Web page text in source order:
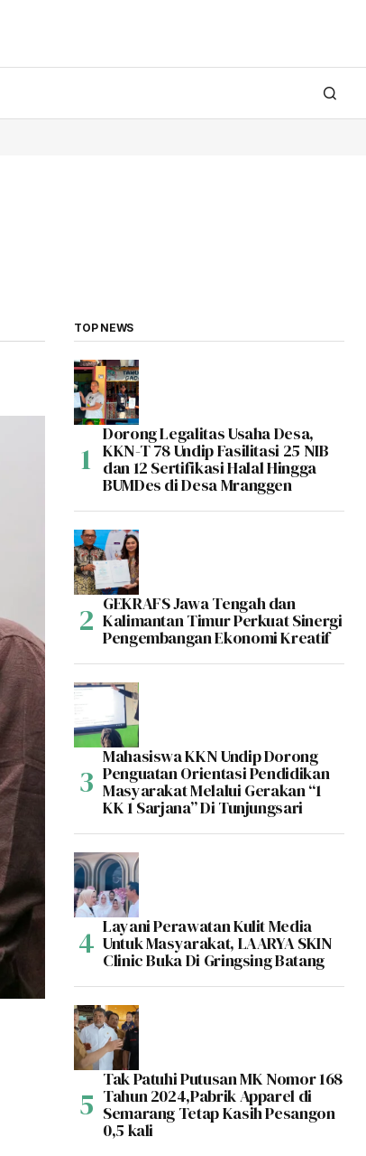
TOP NEWS
Dorong Legalitas Usaha Desa,
KKN-T 78 Undip Fasilitasi 25 NIB
dan 12 Sertifikasi Halal Hingga
BUMDes di Desa Mranggen
GEKRAFS Jawa Tengah dan
Kalimantan Timur Perkuat Sinergi
Pengembangan Ekonomi Kreatif
Mahasiswa KKN Undip Dorong
Penguatan Orientasi Pendidikan
Masyarakat Melalui Gerakan “1
KK 1 Sarjana” Di Tunjungsari
Layani Perawatan Kulit Media
Untuk Masyarakat, LAARYA SKIN
Clinic Buka Di Gringsing Batang
Tak Patuhi Putusan MK Nomor 168
Tahun 2024,Pabrik Apparel di
Semarang Tetap Kasih Pesangon
0,5 kali